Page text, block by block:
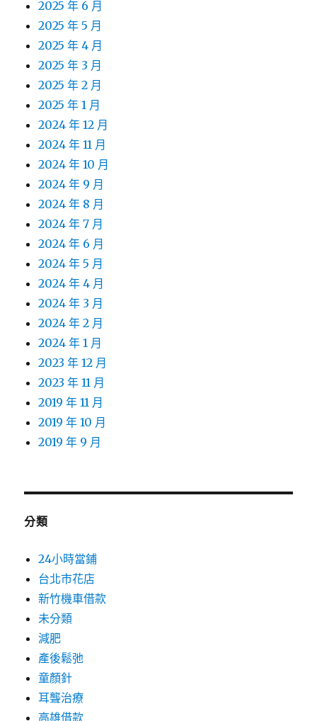
2025 年 6 月
2025 年 5 月
2025 年 4 月
2025 年 3 月
2025 年 2 月
2025 年 1 月
2024 年 12 月
2024 年 11 月
2024 年 10 月
2024 年 9 月
2024 年 8 月
2024 年 7 月
2024 年 6 月
2024 年 5 月
2024 年 4 月
2024 年 3 月
2024 年 2 月
2024 年 1 月
2023 年 12 月
2023 年 11 月
2019 年 11 月
2019 年 10 月
2019 年 9 月
分類
24小時當鋪
台北市花店
新竹機車借款
未分類
減肥
產後鬆弛
童顏針
耳聾治療
高雄借款